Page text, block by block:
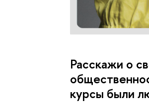
Расскажи о
курсы были